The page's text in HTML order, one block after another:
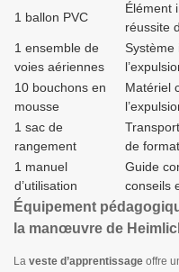
1 ballon PVC
Élément
réussite
1 ensemble de
voies aériennes
Système
10 bouchons en
mousse
Matériel
1 sac de
rangement
de
1 manuel
d’utilisation
Guide
conseils
Équipement
la manœuvre de
La veste d’apprentissage offre